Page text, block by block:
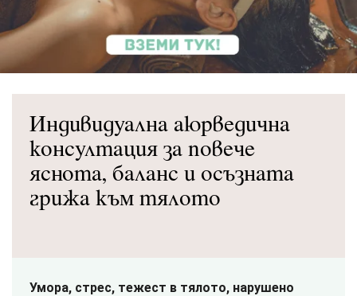
Индивидуална аюрведична
консултация за повече
яснота, баланс и осъзната
грижа към тялото
Умора, стрес, тежест в тялото, нарушено